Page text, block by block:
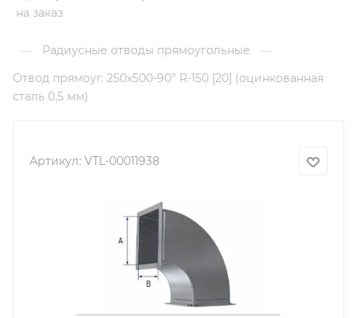
на заказ
— Радиусные отводы прямоугольные
—
Отвод прямоуг. 250х500-90° R-150 [20] (оцинкованная
сталь 0,5 мм)
Артикул: VTL-00011938